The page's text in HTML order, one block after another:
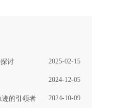
2025-02-15
讨
2024-12-05
2024-10-09
迹的引领者